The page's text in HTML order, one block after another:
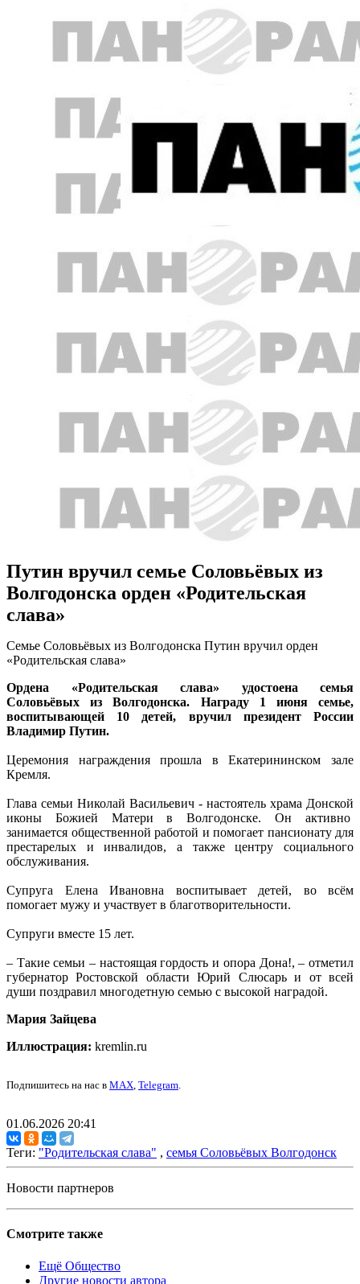
Путин вручил семье Соловьёвых из
Волгодонска орден «Родительская
слава»
Семье Соловьёвых из Волгодонска Путин вручил орден
«Родительская слава»
Ордена «Родительская слава» удостоена семья
Соловьёвых из Волгодонска. Награду 1 июня семье,
воспитывающей 10 детей, вручил президент России
Владимир Путин.
Церемония награждения прошла в Екатерининском зале
Кремля.
Глава семьи Николай Васильевич - настоятель храма Донской
иконы Божией Матери в Волгодонске. Он активно
занимается общественной работой и помогает пансионату для
престарелых и инвалидов, а также центру социального
обслуживания.
Супруга Елена Ивановна воспитывает детей, во всём
помогает мужу и участвует в благотворительности.
Супруги вместе 15 лет.
– Такие семьи – настоящая гордость и опора Дона!, – отметил
губернатор Ростовской области Юрий Слюсарь и от всей
души поздравил многодетную семью с высокой наградой.
Мария Зайцева
Иллюстрация: kremlin.ru
Подпишитесь на нас в MAX, Telegram.
01.06.2026 20:41
Теги: "Родительская слава" , семья Соловьёвых Волгодонск
Новости партнеров
Смотрите также
Ещё Общество
Другие новости автора